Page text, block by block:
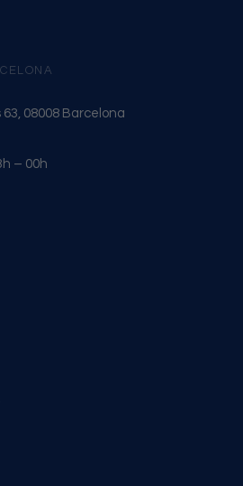
08008 Barcelona
– 00h